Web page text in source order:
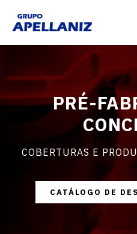
PRÉ-
COBERTURAS E
CATÁLOGO DE